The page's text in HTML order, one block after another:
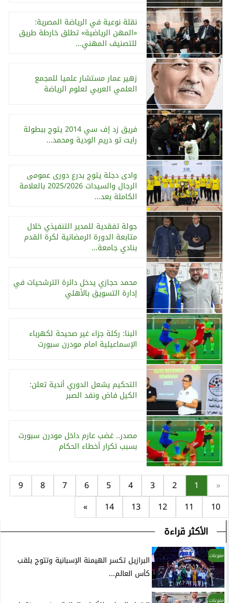
نقلة نوعية في الرياضة المصرية:
«المهن الرياضية» تطلق خارطة طريق
للتصنيف المهني...
زهير عمار مستشار علميا للمجمع
العلمي العربي لعلوم الرياضة
فريق زد إف سي 2014 يتوج ببطولة
رايت تو دريم الودية ومحمد...
وادى دجلة يتوج بدرع دورى عمومى
الرجال والسيدات 2025/2026 بالعلامة
الكاملة بعد...
جولة تفقدية للمدير التنفيذي خلال
متابعة الدورة الرمضانية لكرة القدم
بنادي جامعة...
محمد حجازي يدخل دائرة الترشحيات في
إدارة التسويق بالأهلي
البنا: ركلة جزاء غير صحيحة لكهرباء
الإسماعيلية امام مودرن سبورت
التحكيم يشعل الدوري أندية تعلن:
الكيل فاض ونفد الصبر
مصدر.. غضب عارم داخل مودرن سبورت
بسبب تكرار أخطاء الحكام
«
1
2
3
4
5
6
7
8
9
10
11
12
13
14
»
الأكثر قراءة
منوعات
البرازيل تكسر الهيمنة الإسبانية وتتوج بلقب
كأس العالم...
منوعات